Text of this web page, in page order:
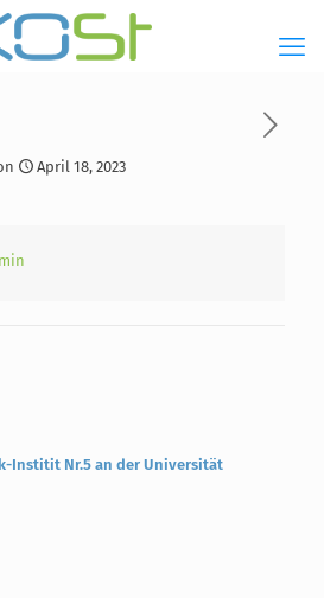
Alt + Shift + S
April 18, 2023
Institit Nr.5 an der Universität